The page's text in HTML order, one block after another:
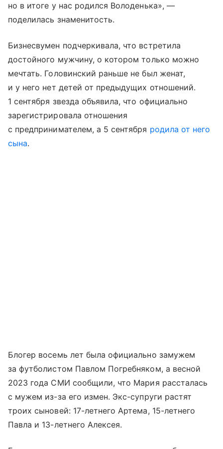
но в итоге у нас родился Володенька», —
поделилась знаменитость.
Бизнесвумен подчеркивала, что встретила
достойного мужчину, о котором только можно
мечтать. Головинский раньше не был женат,
и у него нет детей от предыдущих отношений.
1 сентября звезда объявила, что официально
зарегистрировала отношения
с предпринимателем, а 5 сентября родила от него
сына.
Блогер восемь лет была официально замужем
за футболистом Павлом Погребняком, а весной
2023 года СМИ сообщили, что Мария рассталась
с мужем из-за его измен. Экс-супруги растят
троих сыновей: 17-летнего Артема, 15-летнего
Павла и 13-летнего Алексея.